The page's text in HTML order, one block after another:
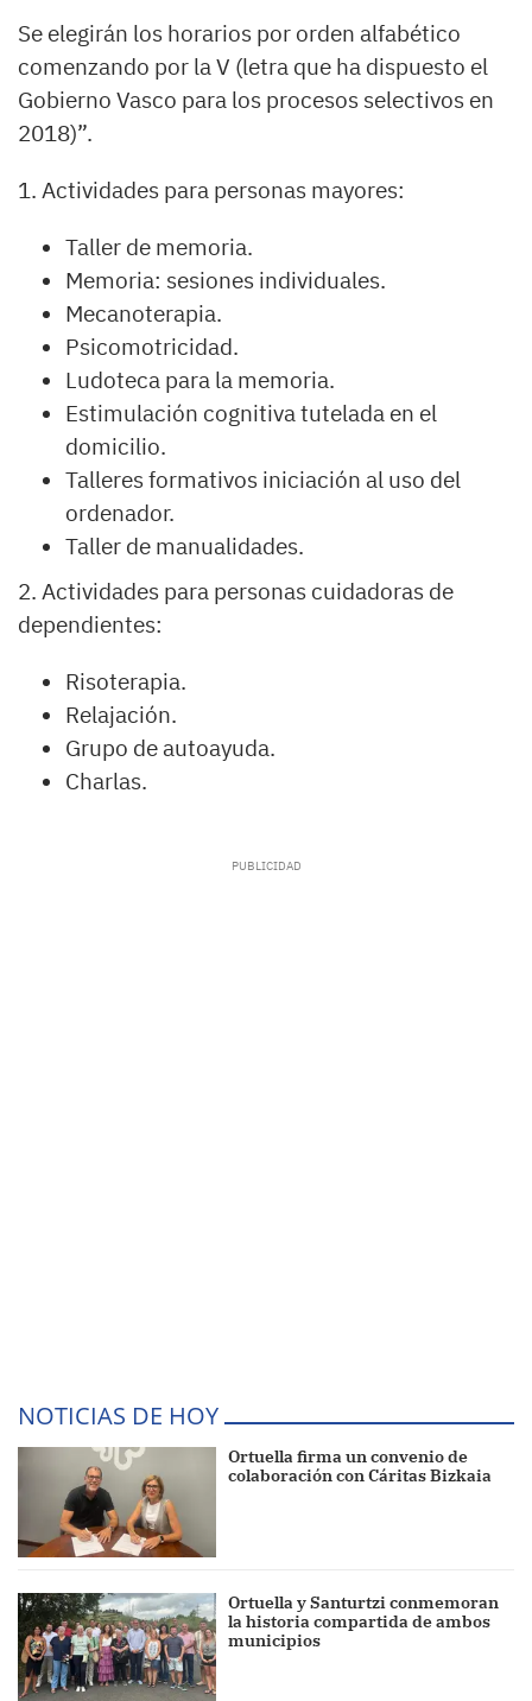
Se elegirán los horarios por orden alfabético
comenzando por la V (letra que ha dispuesto el
Gobierno Vasco para los procesos selectivos en
2018)”.
1. Actividades para personas mayores:
Taller de memoria.
Memoria: sesiones individuales.
Mecanoterapia.
Psicomotricidad.
Ludoteca para la memoria.
Estimulación cognitiva tutelada en el
domicilio.
Talleres formativos iniciación al uso del
ordenador.
Taller de manualidades.
2. Actividades para personas cuidadoras de
dependientes:
Risoterapia.
Relajación.
Grupo de autoayuda.
Charlas.
NOTICIAS DE HOY
Ortuella firma un convenio de
colaboración con Cáritas Bizkaia
Ortuella y Santurtzi conmemoran
la historia compartida de ambos
municipios